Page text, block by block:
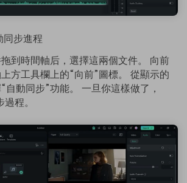
同步進程
到時間軸后，選擇這兩個文件。 向前
方工具欄上的“向前”圖標。 從顯示的
自動同步”功能。 一旦你這樣做了，
程。